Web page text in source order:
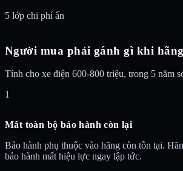
5 lớp chi phí ẩn
Người mua phải gánh gì khi
Tính cho xe điện 600-800 triệu, trong 5 năm
1
Mất toàn bộ bảo hành còn lại
Bảo hành phụ thuộc vào hãng còn tồn tại.
bảo hành mất hiệu lực ngay lập tức.